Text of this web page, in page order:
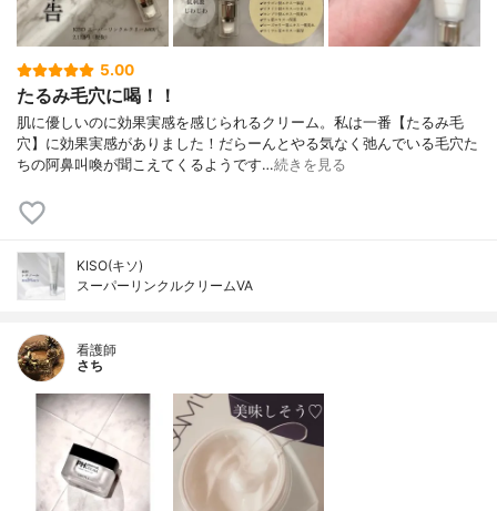
5.00
たるみ毛穴に喝！！
肌に優しいのに効果実感を感じられるクリーム。私は一番【たるみ毛
穴】に効果実感がありました！だらーんとやる気なく弛んでいる毛穴た
ちの阿鼻叫喚が聞こえてくるようです…続きを見る
KISO(キソ)
スーパーリンクルクリームVA
看護師
さち